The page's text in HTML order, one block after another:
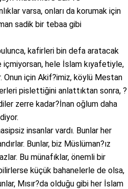
varsa, onları da korumak için
sadik bir tebaa gibi
kafirleri bin defa aratacak
içmiyorsan, hele İslam kıyafetiyle,
Onun için Akif?imiz, köylü Mestan
pislettiğini anlattıktan sonra, ?
zerre kadar?İnan oğlum daha
insanlar vardı. Bunlar her
Bunlar, biz Müslüman?ız
Bu münafıklar, önemli bir
küçük bahanelerle de olsa,
Mısır?da olduğu gibi her İslam